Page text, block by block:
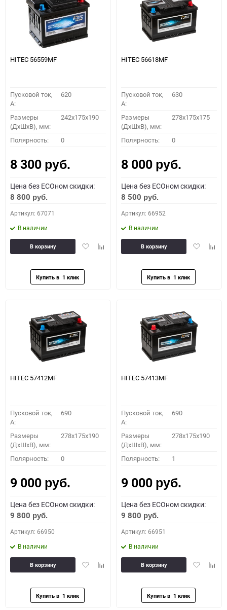
HITEC 56559MF
Пусковой ток,
A:
620
Размеры
(ДхШхВ), мм:
242x175x190
Полярность: 0
8 300 руб.
Цена без ECOном скидки:
8 800 руб.
Артикул: 67071
В наличии
ДобавитьДобавить
В корзину
HITEC 56618MF
Пусковой ток,
A:
630
Размеры
(ДхШхВ), мм:
278x175x175
Полярность: 0
8 000 руб.
Цена без ECOном скидки:
8 500 руб.
Артикул: 66952
В наличии
Добавить
В корзину
HITEC 57412MF
Пусковой ток,
A:
690
Размеры
(ДхШхВ), мм:
278x175x190
Полярность: 0
9 000 руб.
Цена без ECOном скидки:
9 800 руб.
Артикул: 66950
В наличии
ДобавитьДобавить
В корзину
HITEC 57413MF
Пусковой ток,
A:
690
Размеры
(ДхШхВ), мм:
278x175x190
Полярность: 1
9 000 руб.
Цена без ECOном скидки:
9 800 руб.
Артикул: 66951
В наличии
Добавить
В корзину